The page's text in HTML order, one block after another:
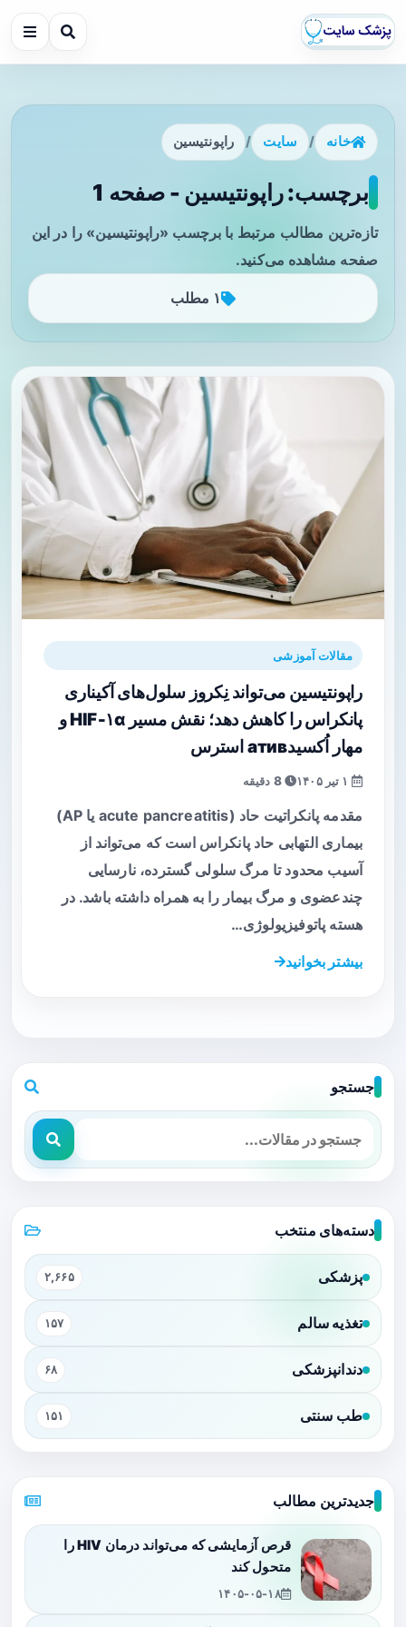
خانه / سایت / راپونتیسین
برچسب: راپونتیسین - صفحه 1
تازه‌ترین مطالب مرتبط با برچسب «راپونتیسین» را در این
صفحه مشاهده می‌کنید.
۱ مطلب
مقالات آموزشی
راپونتیسین می‌تواند نِکروز سلول‌های آکیناری
پانکراس را کاهش دهد؛ نقش مسیر HIF‑۱α و
مهار اُکسیدатив استرس
8 دقیقه
مقدمه پانکراتیت حاد (acute pancreatitis یا AP)
بیماری التهابی حاد پانکراس است که می‌تواند از
آسیب محدود تا مرگ سلولی گسترده، نارسایی
چندعضوی و مرگ بیمار را به همراه داشته باشد. در
هسته پاتوفیزیولوژی…
بیشتر بخوانید
جستجو
دسته‌های منتخب
پزشکی ۲,۶۶۵
تغذیه سالم ۱۵۷
دندانپزشکی ۶۸
طب سنتی ۱۵۱
جدیدترین مطالب
قرص آزمایشی که می‌تواند درمان HIV را
متحول کند
۱۴۰۵-۰۵-۱۸